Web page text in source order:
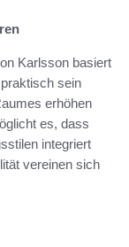
Karlsson basiert
sein
erhöhen
es, dass
integriert
vereinen sich